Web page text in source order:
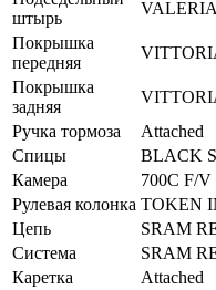
штырь
Покрышка
передняя
Покрышка
задняя
Ручка тормоза
Attached
Спицы
BLACK
Камера
700C F/V
Рулевая колонка TOKEN
Цепь
SRAM
Система
SRAM
Каретка
Attached